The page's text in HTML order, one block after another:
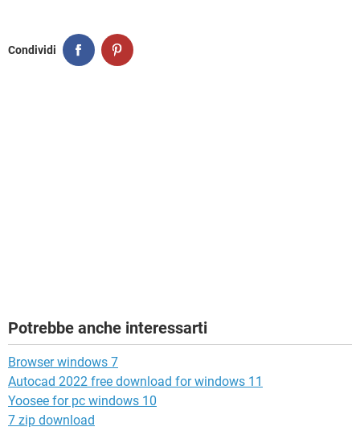
Condividi
Potrebbe anche interessarti
Browser windows 7
Autocad 2022 free download for windows 11
Yoosee for pc windows 10
7 zip download